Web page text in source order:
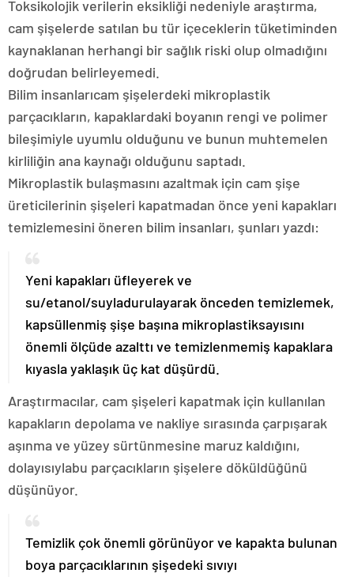
Toksikolojik verilerin eksikliği nedeniyle araştırma,
cam şişelerde satılan bu tür içeceklerin tüketiminden
kaynaklanan herhangi bir sağlık riski olup olmadığını
doğrudan belirleyemedi.
Bilim insanlarıcam şişelerdeki mikroplastik
parçacıkların, kapaklardaki boyanın rengi ve polimer
bileşimiyle uyumlu olduğunu ve bunun muhtemelen
kirliliğin ana kaynağı olduğunu saptadı.
Mikroplastik bulaşmasını azaltmak için cam şişe
üreticilerinin şişeleri kapatmadan önce yeni kapakları
temizlemesini öneren bilim insanları, şunları yazdı:
Yeni kapakları üfleyerek ve
su/etanol/suyladurulayarak önceden temizlemek,
kapsüllenmiş şişe başına mikroplastiksayısını
önemli ölçüde azalttı ve temizlenmemiş kapaklara
kıyasla yaklaşık üç kat düşürdü.
Araştırmacılar, cam şişeleri kapatmak için kullanılan
kapakların depolama ve nakliye sırasında çarpışarak
aşınma ve yüzey sürtünmesine maruz kaldığını,
dolayısıylabu parçacıkların şişelere döküldüğünü
düşünüyor.
Temizlik çok önemli görünüyor ve kapakta bulunan
boya parçacıklarının şişedeki sıvıyı